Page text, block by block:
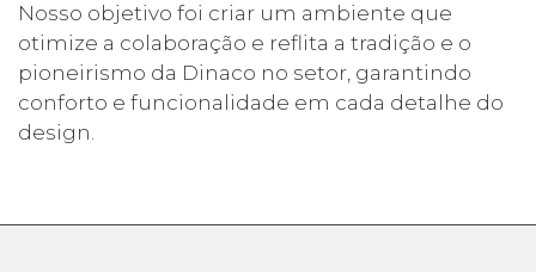
Nosso objetivo foi criar um ambiente que
otimize a colaboração e reflita a tradição e o
pioneirismo da Dinaco no setor, garantindo
conforto e funcionalidade em cada detalhe do
design.